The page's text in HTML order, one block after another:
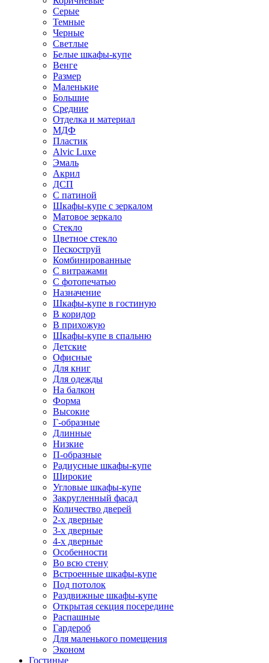
Серые
Темные
Черные
Светлые
Белые шкафы-купе
Венге
Размер
Маленькие
Большие
Средние
Отделка и материал
МДФ
Пластик
Alvic Luxe
Эмаль
Акрил
ДСП
С патиной
Шкафы-купе с зеркалом
Матовое зеркало
Стекло
Цветное стекло
Пескоструй
Комбинированные
С витражами
С фотопечатью
Назначение
Шкафы-купе в гостиную
В коридор
В прихожую
Шкафы-купе в спальню
Детские
Офисные
Для книг
Для одежды
На балкон
Форма
Высокие
Г-образные
Длинные
Низкие
П-образные
Радиусные шкафы-купе
Широкие
Угловые шкафы-купе
Закругленный фасад
Количество дверей
2-х дверные
3-х дверные
4-х дверные
Особенности
Во всю стену
Встроенные шкафы-купе
Под потолок
Раздвижные шкафы-купе
Открытая секция посередине
Распашные
Гардероб
Для маленького помещения
Эконом
Гостиные